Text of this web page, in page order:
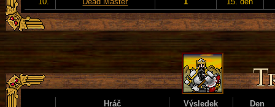
Hráč Výsledek
Den